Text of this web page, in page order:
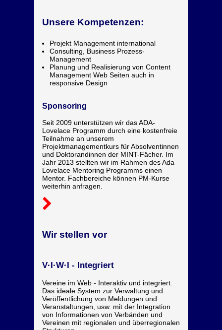
Unsere Kompetenzen:
Projekt Management international
Consulting, Business Prozess-
Management
Planung und Realisierung von Content
Management Web Seiten auch in
responsive Design
Sponsoring
Seit 2009 unterstützen wir das ADA-
Lovelace Programm durch eine kostenfreie
Teilnahme an unserem
Projektmanagementkurs für Absolventinnen
und Doktorandinnen der MINT-Fächer. Im
Jahr 2013 stellten wir im Rahmen des Ada
Lovelace Mentoring Programms einen
Mentor. Fachbereiche können PM-Kurse
weiterhin anfragen.
Wir stellen vor
V·I·W·I - Integriert
Vereine im Web - Interaktiv und integriert.
Das ideale System zur Verwaltung und
Veröffentlichung von Meldungen und
Veranstaltungen, usw. mit der Integration
von Informationen von Verbänden und
Vereinen mit regionalen und überregionalen